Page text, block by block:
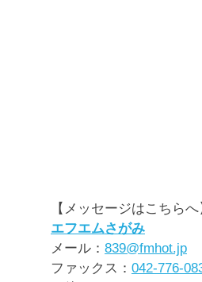
【メッセージはこちらへ
エフエムさがみ
メール： 839@fmhot.jp
ファックス： 042-776-